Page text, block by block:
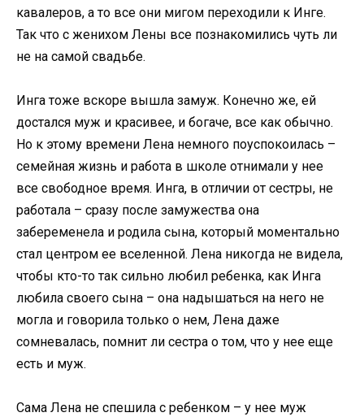
кавалеров, а то все они мигом переходили к Инге.
Так что с женихом Лены все познакомились чуть ли
не на самой свадьбе.
Инга тоже вскоре вышла замуж. Конечно же, ей
достался муж и красивее, и богаче, все как обычно.
Но к этому времени Лена немного поуспокоилась –
семейная жизнь и работа в школе отнимали у нее
все свободное время. Инга, в отличии от сестры, не
работала – сразу после замужества она
забеременела и родила сына, который моментально
стал центром ее вселенной. Лена никогда не видела,
чтобы кто-то так сильно любил ребенка, как Инга
любила своего сына – она надышаться на него не
могла и говорила только о нем, Лена даже
сомневалась, помнит ли сестра о том, что у нее еще
есть и муж.
Сама Лена не спешила с ребенком – у нее муж